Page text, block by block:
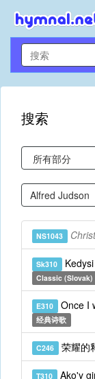
搜索
NS1043
Sk310 Kedysi
Classic (Slovak)
E310 Once I
经典诗歌
C246 荣耀的
T310 Ako'y